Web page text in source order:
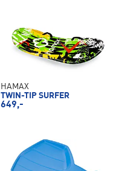
HAMAX
TWIN-TIP SURFER
649,-